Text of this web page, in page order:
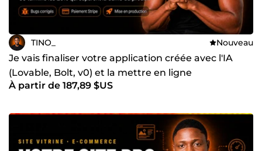
TINO_ Nouveau
Je vais finaliser votre application créée avec l'IA
(Lovable, Bolt, v0) et la mettre en ligne
À partir de 187,89 $US